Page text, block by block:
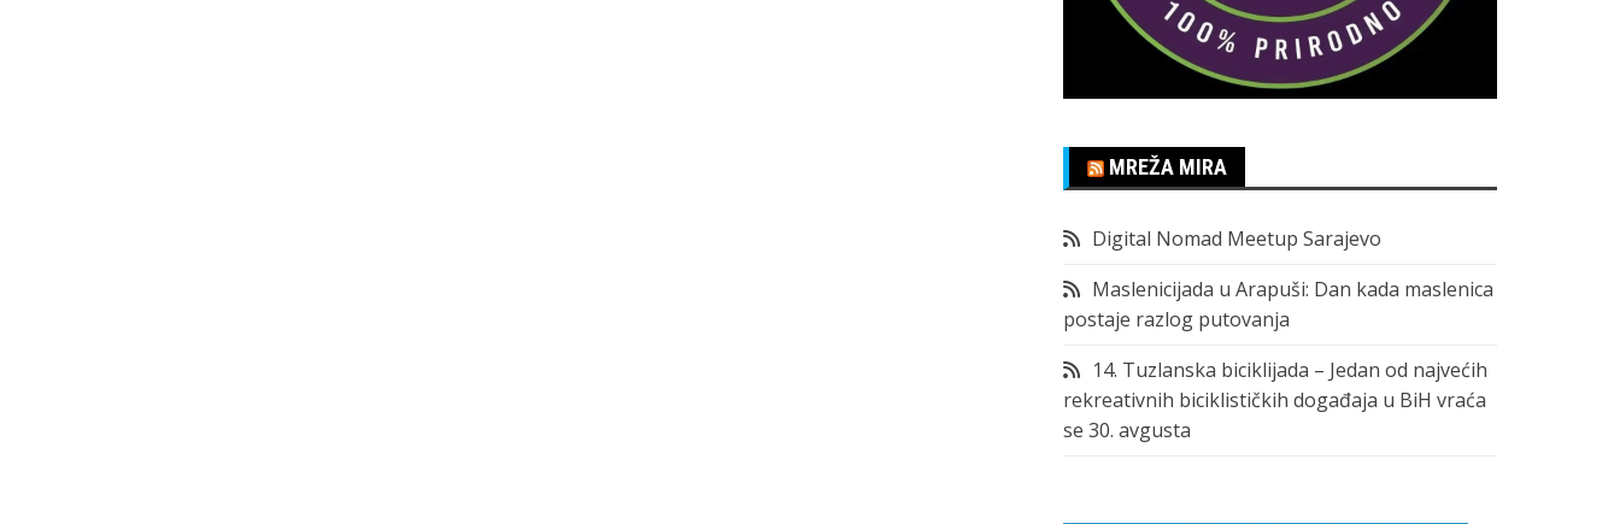
MREŽA MIRA
Digital Nomad Meetup Sarajevo
Maslenicijada u Arapuši: Dan kada maslenica
postaje razlog putovanja
14. Tuzlanska biciklijada – Jedan od najvećih
rekreativnih biciklističkih događaja u BiH vraća
se 30. avgusta